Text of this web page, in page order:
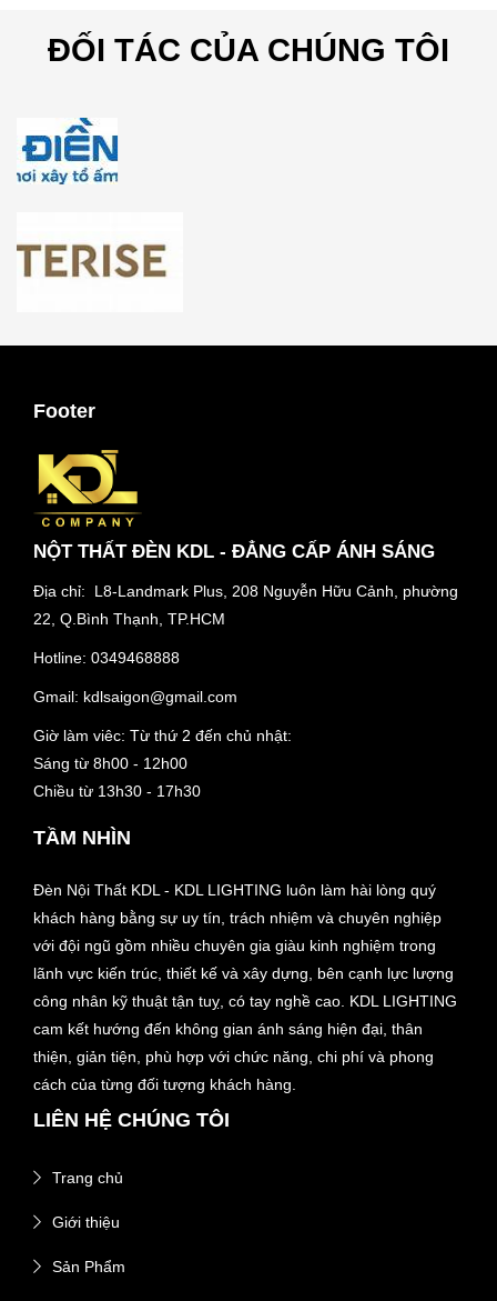
ĐỐI TÁC CỦA CHÚNG TÔI
Footer
NỘT THẤT ĐÈN KDL - ĐẲNG CẤP ÁNH SÁNG
Địa chỉ: L8-Landmark Plus, 208 Nguyễn Hữu Cảnh, phường
22, Q.Bình Thạnh, TP.HCM
Hotline: 0349468888
Gmail: kdlsaigon@gmail.com
Giờ làm viêc: Từ thứ 2 đến chủ nhật:
Sáng từ 8h00 - 12h00
Chiều từ 13h30 - 17h30
TẦM NHÌN
Đèn Nội Thất KDL - KDL LIGHTING luôn làm hài lòng quý
khách hàng bằng sự uy tín, trách nhiệm và chuyên nghiệp
với đội ngũ gồm nhiều chuyên gia giàu kinh nghiệm trong
lãnh vực kiến trúc, thiết kế và xây dựng, bên cạnh lực lượng
công nhân kỹ thuật tận tuỵ, có tay nghề cao. KDL LIGHTING
cam kết hướng đến không gian ánh sáng hiện đại, thân
thiện, giản tiện, phù hợp với chức năng, chi phí và phong
cách của từng đối tượng khách hàng.
LIÊN HỆ CHÚNG TÔI
Trang chủ
Giới thiệu
Sản Phẩm